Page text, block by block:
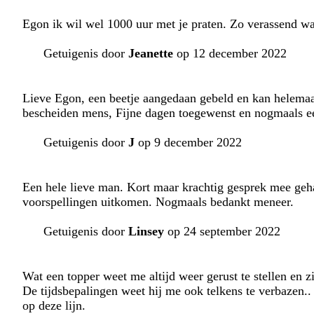
Egon ik wil wel 1000 uur met je praten. Zo verassend
Getuigenis door Jeanette op 12 december 2022
Lieve Egon, een beetje aangedaan gebeld en kan
bescheiden mens, Fijne dagen toegewenst en nogmaals
Getuigenis door J op 9 december 2022
Een hele lieve man. Kort maar krachtig gesprek mee
voorspellingen uitkomen. Nogmaals bedankt meneer.
Getuigenis door Linsey op 24 september 2022
Wat een topper weet me altijd weer gerust te stellen en
De tijdsbepalingen weet hij me ook telkens te
op deze lijn.